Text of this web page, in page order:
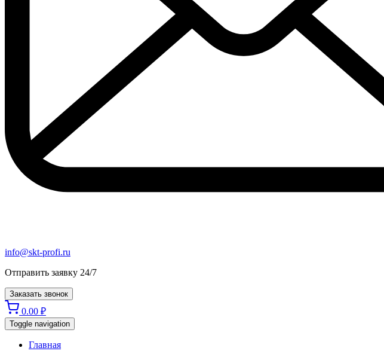
info@skt-profi.ru
Отправить заявку 24/7
Заказать звонок
0.00 ₽
Toggle navigation
Главная